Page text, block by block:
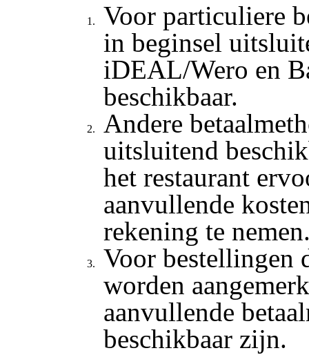
Voor particuliere
in beginsel
iDEAL/Wero en
beschikbaar.
Andere
uitsluitend
het restaurant
aanvullende
rekening te
Voor bestellingen
worden
aanvullende
beschikbaar zijn.